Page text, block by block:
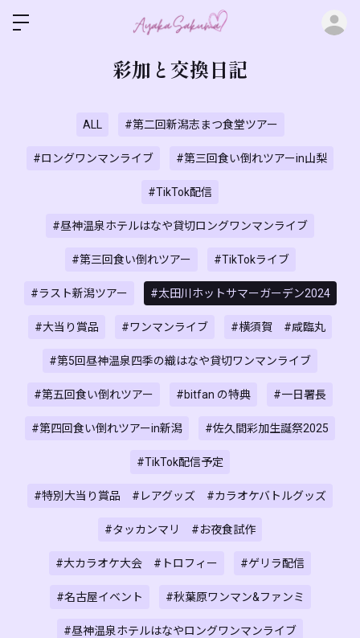
彩加と交換日記
ALL #第二回新潟志まつ食堂ツアー
#ロングワンマンライブ #第三回食い倒れツアーin山梨
#TikTok配信
#昼神温泉ホテルはなや貸切ロングワンマンライブ
#第三回食い倒れツアー #TikTokライブ
#ラスト新潟ツアー #太田川ホットサマーガーデン2024
#大当り賞品 #ワンマンライブ #横須賀 #咸臨丸
#第5回昼神温泉四季の織はなや貸切ワンマンライブ
#第五回食い倒れツアー #bitfan の特典 #一日署長
#第四回食い倒れツアーin新潟 #佐久間彩加生誕祭2025
#TikTok配信予定
#特別大当り賞品 #レアグッズ #カラオケバトルグッズ
#タッカンマリ #お夜食試作
#大カラオケ大会 #トロフィー #ゲリラ配信
#名古屋イベント #秋葉原ワンマン&ファンミ
#昼神温泉ホテルはなやロングワンマンライブ